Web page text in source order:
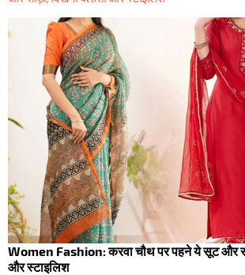
Women Fashion: करवा चौथ पर पहने ये सूट और
और स्टाइलिश